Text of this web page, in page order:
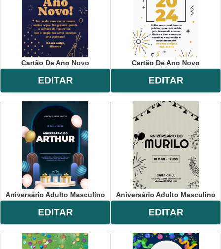
Cartão De Ano Novo
EDITAR
Cartão De Ano Novo
EDITAR
Aniversário Adulto Masculino
EDITAR
Aniversário Adulto Masculino
EDITAR